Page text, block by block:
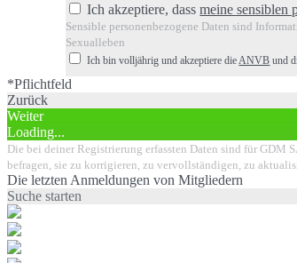
Ich akzeptiere, dassmeine sensiblen
Sensible personenbezogene Daten sind
Sexualleben
Ich bin volljährig und akzeptiere die ANVB und
*Pflichtfeld
Zurück
Weiter
Loading...
Die bei deiner Registrierung erfassten Daten sind für GDM
befragen, sie zu korrigieren, zu vervollständigen, zu
Die letzten Anmeldungen von Mitgliedern
Suche starten